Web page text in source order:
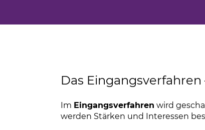
Das
Im Eingangsverfahren wird
werden Stärken und Interessen